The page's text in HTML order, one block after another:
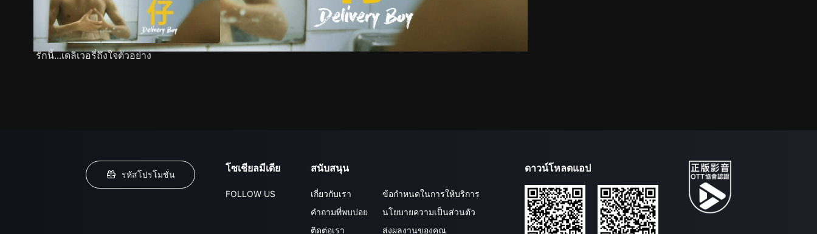
รักนี้...เดลิเวอรี่ถึงใจตัวอย่าง
รหัสโปรโมชั่น
โซเชียลมีเดีย
FOLLOW US
สนับสนุน
เกี่ยวกับเรา
คำถามที่พบบ่อย
ติดต่อเรา
ข้อกำหนดในการให้บริการ
นโยบายความเป็นส่วนตัว
ส่งผลงานของคุณ
ดาวน์โหลดแอป